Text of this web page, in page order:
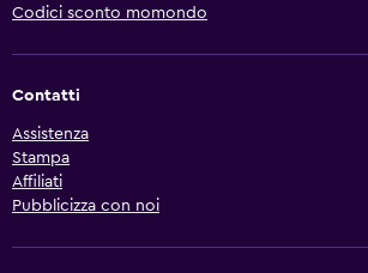
Codici sconto momondo
Contatti
Assistenza
Stampa
Affiliati
Pubblicizza con noi